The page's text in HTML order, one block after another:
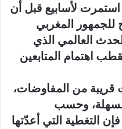
لأسابيع قبل أن
للجمهور المغربي
العالمي الذي
اهتمام المتابعين
من المفاوضات،
وحسب
التغطية التي أعدّتها